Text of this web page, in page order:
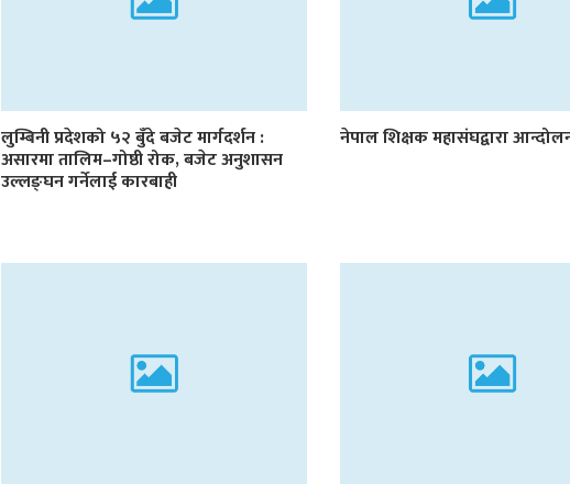
लुम्बिनी प्रदेशको ५२ बुँदे बजेट मार्गदर्शन :
असारमा तालिम–गोष्ठी रोक, बजेट अनुशासन
उल्लङ्घन गर्नेलाई कारबाही
नेपाल शिक्षक महासंघद्वारा